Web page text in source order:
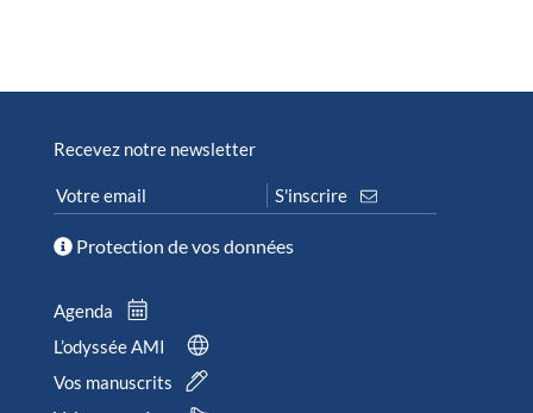
Recevez notre newsletter
Protection de vos données
Agenda
L’odyssée AMI
Vos manuscrits